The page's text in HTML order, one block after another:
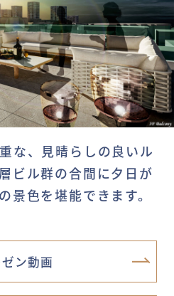
な、見晴らしの良いル
ビル群の合間に夕日が
景色を堪能できます。
ン動画